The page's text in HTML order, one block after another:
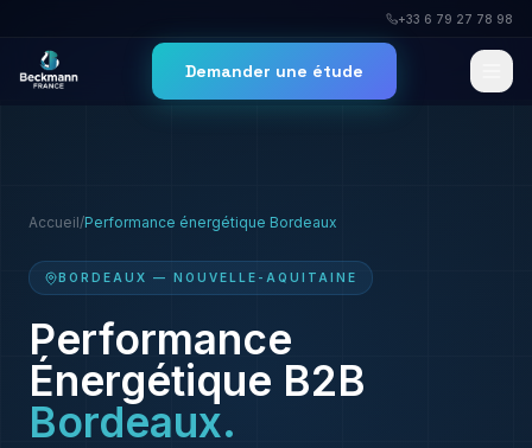
+33 6 79 27 78 98
Demander une étude
Accueil/Performance énergétique Bordeaux
BORDEAUX — NOUVELLE-AQUITAINE
Performance
Énergétique B2B
Bordeaux.